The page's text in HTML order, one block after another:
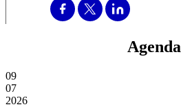
Agenda
09
07
2026